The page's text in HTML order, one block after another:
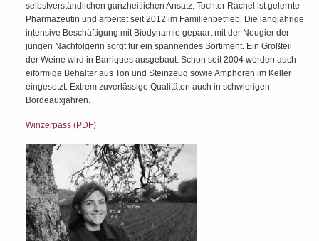
selbstverständlichen ganzheitlichen Ansatz. Tochter Rachel ist gelernte
Pharmazeutin und arbeitet seit 2012 im Familienbetrieb. Die langjährige
intensive Beschäftigung mit Biodynamie gepaart mit der Neugier der
jungen Nachfolgerin sorgt für ein spannendes Sortiment. Ein Großteil
der Weine wird in Barriques ausgebaut. Schon seit 2004 werden auch
eiförmige Behälter aus Ton und Steinzeug sowie Amphoren im Keller
eingesetzt. Extrem zuverlässige Qualitäten auch in schwierigen
Bordeauxjahren.
Winzerpass (PDF)